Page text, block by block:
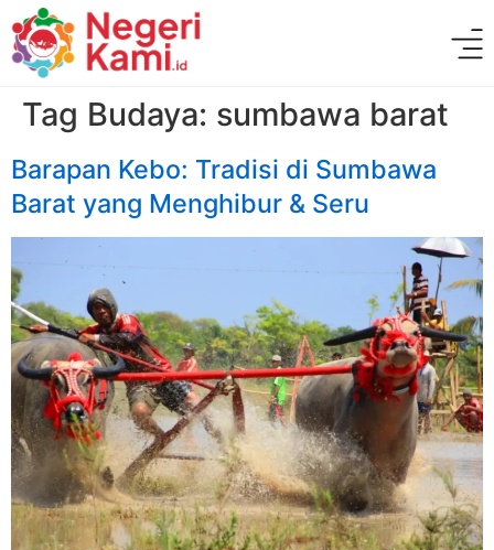
Tag Budaya: sumbawa barat
Barapan Kebo: Tradisi di Sumbawa
Barat yang Menghibur & Seru